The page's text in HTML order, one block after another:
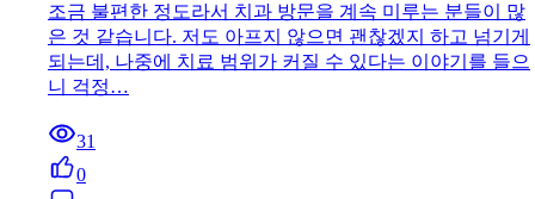
조금 불편한 정도라서 치과 방문을 계속 미루는 분들이 많
은 것 같습니다. 저도 아프지 않으면 괜찮겠지 하고 넘기게
되는데, 나중에 치료 범위가 커질 수 있다는 이야기를 들으
니 걱정…
31
0